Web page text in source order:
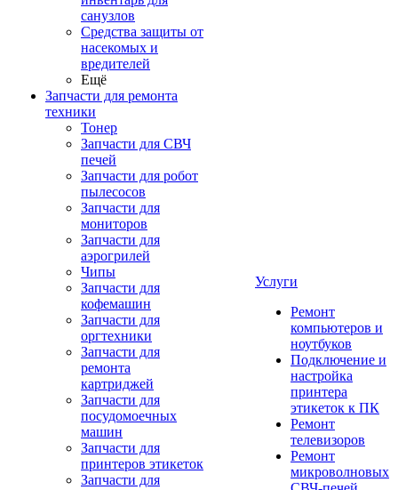
санузлов
Средства защиты от
насекомых и
вредителей
Ещё
Запчасти для ремонта
техники
Тонер
Запчасти для СВЧ
печей
Запчасти для робот
пылесосов
Запчасти для
мониторов
Запчасти для
аэрогрилей
Чипы
Запчасти для
кофемашин
Запчасти для
оргтехники
Запчасти для
ремонта
картриджей
Запчасти для
посудомоечных
машин
Запчасти для
принтеров этикеток
Запчасти для
Услуги
Ремонт
компьютеров и
ноутбуков
Подключение и
настройка
принтера
этикеток к ПК
Ремонт
телевизоров
Ремонт
микроволновых